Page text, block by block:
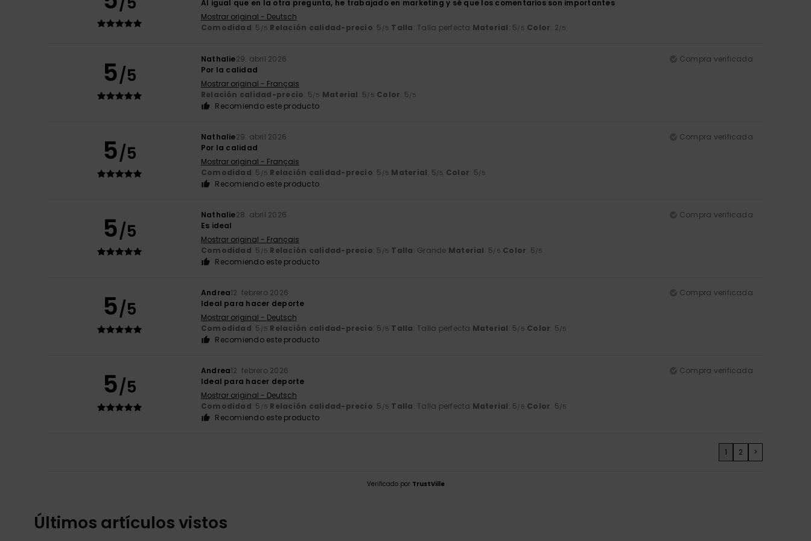
Al igual que en la otra pregunta, he trabajado en marketing y sé que los comentarios son importantes
Mostrar original - Deutsch
Comodidad: 5 /5 Relación calidad-precio: 5 /5 Talla: Talla perfecta Material: 5/5 Color: 2/5
5/5
Nathalie29. abril 2026
Compra verificada
Por la calidad
Mostrar original - Français
Relación calidad-precio: 5/5 Material: 5/5 Color: 5/5
Recomiendo este producto
5/5
Nathalie29. abril 2026
Compra verificada
Por la calidad
Mostrar original - Français
Comodidad: 5 /5 Relación calidad-precio: 5 /5 Material: 5/5 Color: 5/5
Recomiendo este producto
5/5
Nathalie28. abril 2026
Compra verificada
Es ideal
Mostrar original - Français
Comodidad: 5 /5 Relación calidad-precio: 5 /5 Talla: Grande Material: 5/5 Color: 5/5
Recomiendo este producto
5/5
Andrea12. febrero 2026
Compra verificada
Ideal para hacer deporte
Mostrar original - Deutsch
Comodidad: 5 /5 Relación calidad-precio: 5 /5 Talla: Talla perfecta Material: 5/5 Color: 5/5
Recomiendo este producto
5/5
Andrea12. febrero 2026
Compra verificada
Ideal para hacer deporte
Mostrar original - Deutsch
Comodidad: 5 /5 Relación calidad-precio: 5 /5 Talla: Talla perfecta Material: 5/5 Color: 5/5
Recomiendo este producto
1 2 >
Verificado por TrustVille
Últimos artículos vistos